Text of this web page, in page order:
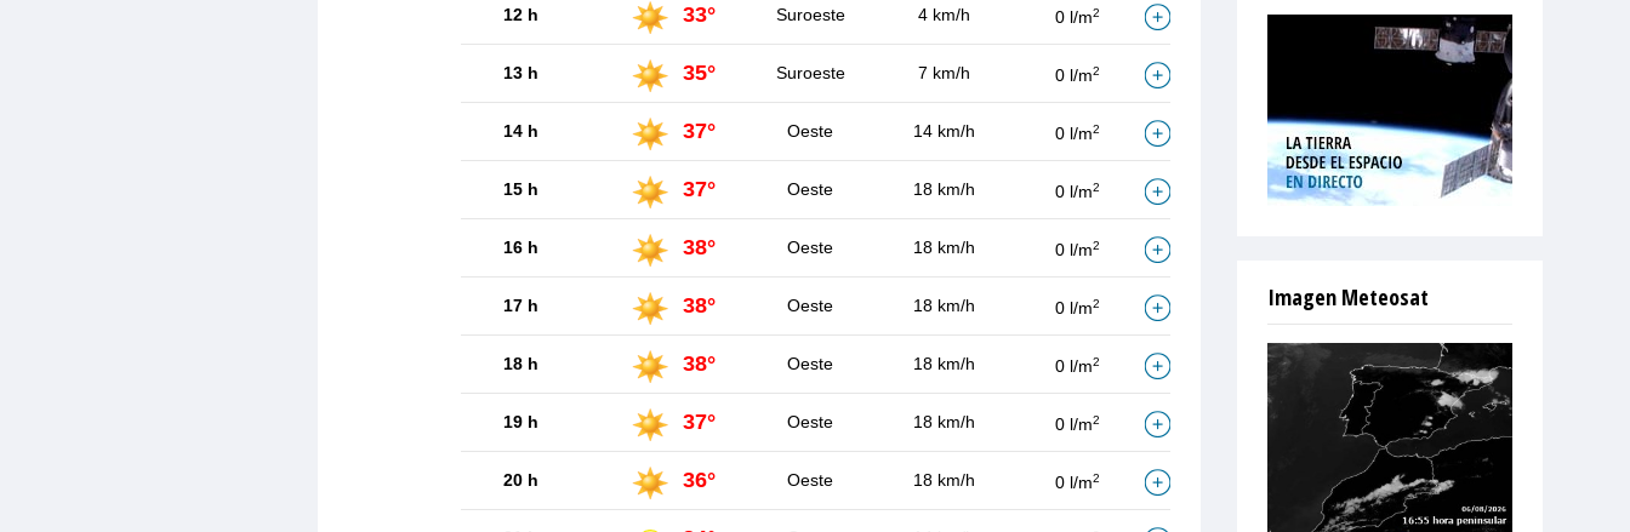
12 h 33° Suroeste 4 km/h 0 l/m2
13 h 35° Suroeste 7 km/h 0 l/m2
14 h 37° Oeste 14 km/h 0 l/m2
15 h 37° Oeste 18 km/h 0 l/m2
16 h 38° Oeste 18 km/h 0 l/m2
17 h 38° Oeste 18 km/h 0 l/m2
18 h 38° Oeste 18 km/h 0 l/m2
19 h 37° Oeste 18 km/h 0 l/m2
20 h 36° Oeste 18 km/h 0 l/m2
Imagen Meteosat